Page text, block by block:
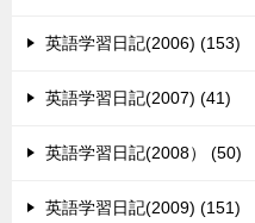
英語学習日記(2006) (153)
英語学習日記(2007) (41)
英語学習日記(2008） (50)
英語学習日記(2009) (151)